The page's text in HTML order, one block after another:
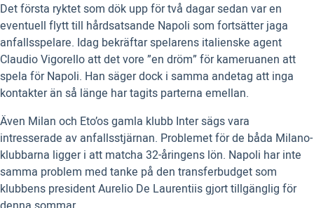
Det första ryktet som dök upp för två dagar sedan var en
eventuell flytt till hårdsatsande Napoli som fortsätter jaga
anfallsspelare. Idag bekräftar spelarens italienske agent
Claudio Vigorello att det vore ”en dröm” för kameruanen att
spela för Napoli. Han säger dock i samma andetag att inga
kontakter än så länge har tagits parterna emellan.
Även Milan och Eto’os gamla klubb Inter sägs vara
intresserade av anfallsstjärnan. Problemet för de båda Milano-
klubbarna ligger i att matcha 32-åringens lön. Napoli har inte
samma problem med tanke på den transferbudget som
klubbens president Aurelio De Laurentiis gjort tillgänglig för